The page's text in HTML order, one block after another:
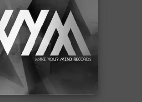
Apple Music installieren